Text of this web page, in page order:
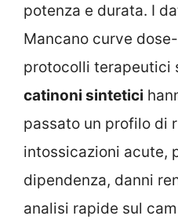
potenza e durata. I
Mancano curve
protocolli terapeutici
catinoni sintetici
passato un profilo di
intossicazioni acute,
dipendenza, danni
analisi rapide sul